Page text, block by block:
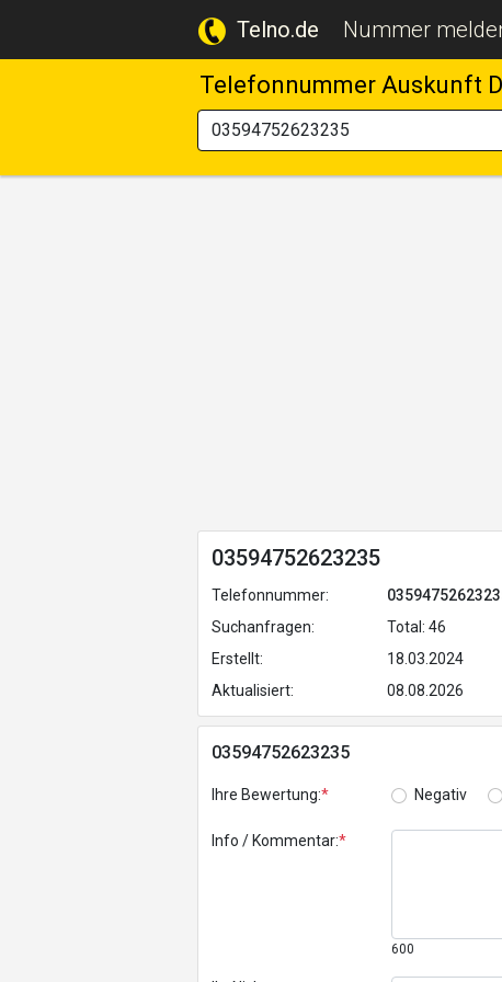
Telno.de Nummer
Telefonnummer Auskunft
03594752623235
Telefonnummer:
Suchanfragen:
Total: 46
Erstellt:
18.03.2024
Aktualisiert:
08.08.2026
03594752623235
Ihre Bewertung:* Negativ
Info / Kommentar:*
600